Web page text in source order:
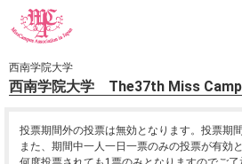
西南学院大学
西南学院大学 The37th Miss
投票期間外の投票は無効となります。投票期
また、期間中一人一日一票のみの投票が有効と